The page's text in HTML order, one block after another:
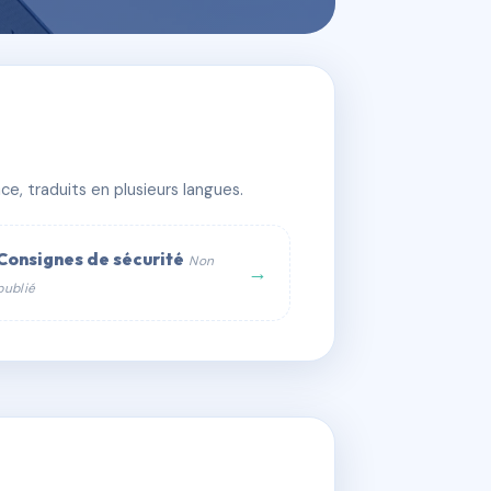
traduits en plusieurs langues.
de sécurité Non
→